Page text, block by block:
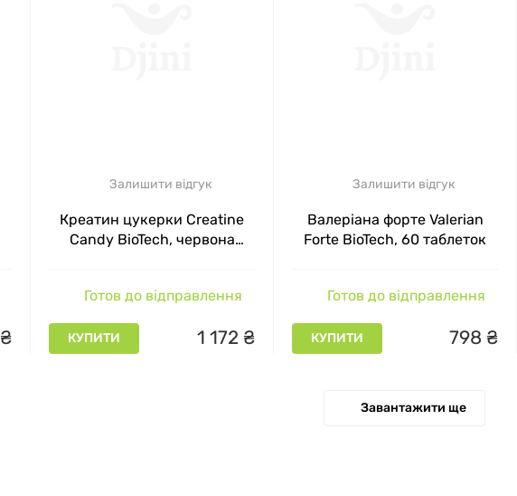
₴
Залишити відгук
Креатин цукерки Creatine
Candy BioTech, червона
Готов до відправлення
КУПИТИ 1 172 ₴
Залишити відгук
Валеріана форте Valerian
Forte BioTech, 60 таблеток
Готов до відправлення
КУПИТИ 798 ₴
Завантажити ще